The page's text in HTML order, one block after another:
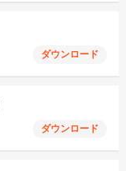
ダウンロード
ダウンロード